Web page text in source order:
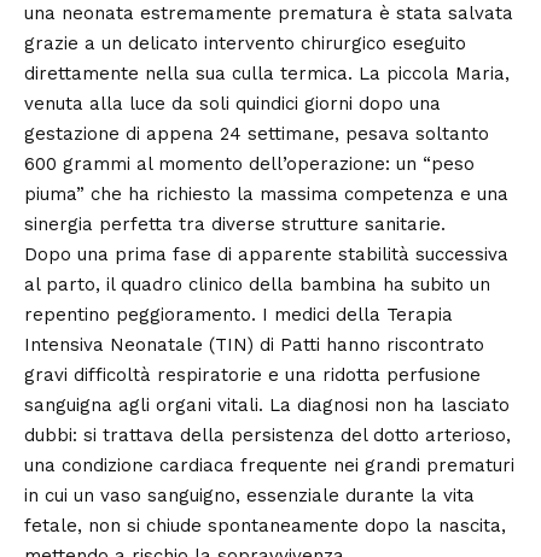
una neonata estremamente prematura è stata salvata
grazie a un delicato intervento chirurgico eseguito
direttamente nella sua culla termica. La piccola Maria,
venuta alla luce da soli quindici giorni dopo una
gestazione di appena 24 settimane, pesava soltanto
600 grammi al momento dell’operazione: un “peso
piuma” che ha richiesto la massima competenza e una
sinergia perfetta tra diverse strutture sanitarie.
Dopo una prima fase di apparente stabilità successiva
al parto, il quadro clinico della bambina ha subito un
repentino peggioramento. I medici della Terapia
Intensiva Neonatale (TIN) di Patti hanno riscontrato
gravi difficoltà respiratorie e una ridotta perfusione
sanguigna agli organi vitali. La diagnosi non ha lasciato
dubbi: si trattava della persistenza del dotto arterioso,
una condizione cardiaca frequente nei grandi prematuri
in cui un vaso sanguigno, essenziale durante la vita
fetale, non si chiude spontaneamente dopo la nascita,